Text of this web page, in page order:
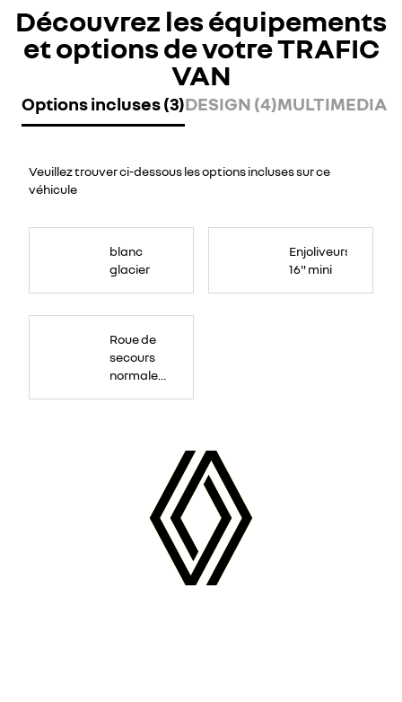
Découvrez les équipements
et options de votre TRAFIC
VAN
Options incluses (3)DESIGN (4)MULTIMEDIA
Veuillez trouver ci-dessous les options incluses sur ce
véhicule
blanc
glacier
Enjoliveurs
16" mini
Roue de
secours
normale